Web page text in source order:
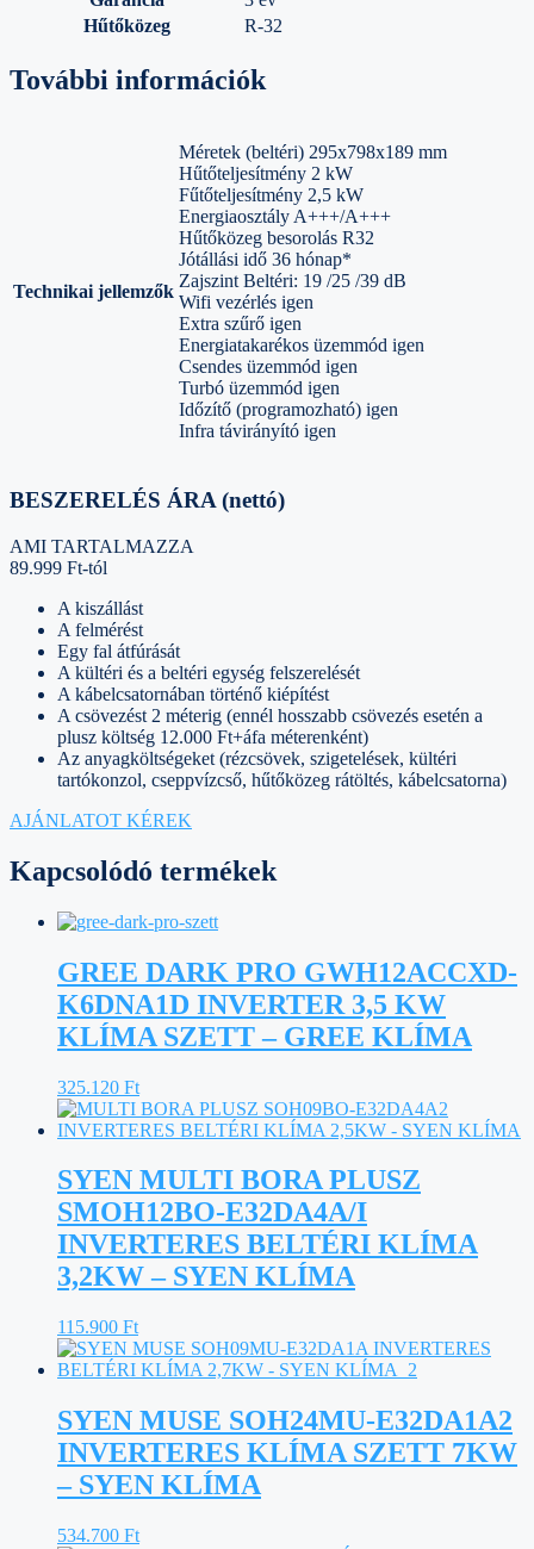
Hűtőközeg
R-32
További információk
Technikai jellemzők
Méretek (beltéri) 295x798x189 mm
Hűtőteljesítmény 2 kW
Fűtőteljesítmény 2,5 kW
Energiaosztály A+++/A+++
Hűtőközeg besorolás R32
Jótállási idő 36 hónap*
Zajszint Beltéri: 19 /25 /39 dB
Wifi vezérlés igen
Extra szűrő igen
Energiatakarékos üzemmód igen
Csendes üzemmód igen
Turbó üzemmód igen
Időzítő (programozható) igen
Infra távirányító igen
BESZERELÉS ÁRA (nettó)
AMI TARTALMAZZA
89.999 Ft-tól
A kiszállást
A felmérést
Egy fal átfúrását
A kültéri és a beltéri egység felszerelését
A kábelcsatornában történő kiépítést
A csövezést 2 méterig (ennél hosszabb csövezés esetén a
plusz költség 12.000 Ft+áfa méterenként)
Az anyagköltségeket (rézcsövek, szigetelések, kültéri
tartókonzol, cseppvízcső, hűtőközeg rátöltés, kábelcsatorna)
AJÁNLATOT KÉREK
Kapcsolódó termékek
GREE DARK PRO GWH12ACCXD-
K6DNA1D INVERTER 3,5 KW
KLÍMA SZETT – GREE KLÍMA
325.120 Ft
SYEN MULTI BORA PLUSZ
SMOH12BO-E32DA4A/I
INVERTERES BELTÉRI KLÍMA
3,2KW – SYEN KLÍMA
115.900 Ft
SYEN MUSE SOH24MU-E32DA1A2
INVERTERES KLÍMA SZETT 7KW
– SYEN KLÍMA
534.700 Ft